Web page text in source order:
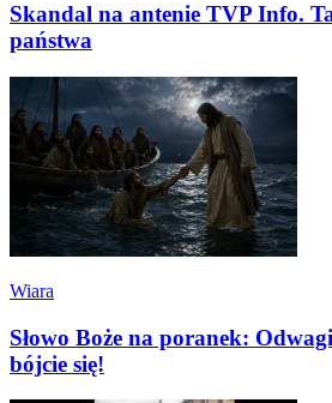
Skandal na antenie TVP Info.
państwa
Wiara
Słowo Boże na poranek:
bójcie się!